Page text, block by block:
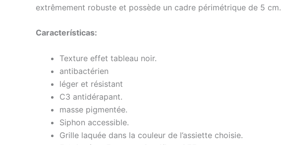
extrêmement robuste et possède un cadre périmétrique de 5
Características:
Texture effet tableau noir.
antibactérien
léger et résistant
C3 antidérapant.
masse pigmentée.
Siphon accessible.
Grille laquée dans la couleur de l’assiette choisie.